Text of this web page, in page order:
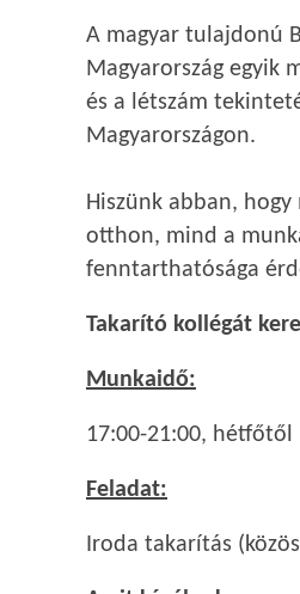
A magyar tulajdonú
Magyarország egyik
és a létszám
Magyarországon.
Hiszünk abban,
otthon, mind a
fenntarthatósága
Takarító kollégát
Munkaidő:
17:00-21:00,
Feladat:
Iroda takarítás